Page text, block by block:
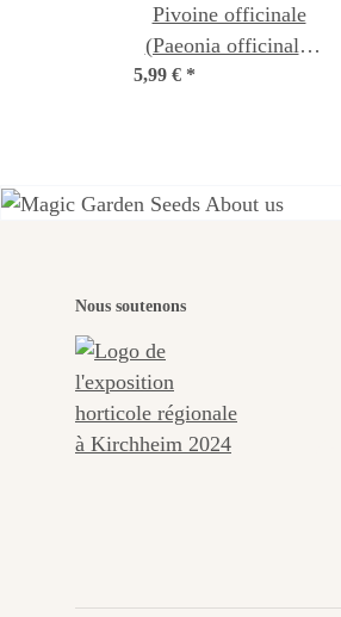
Pivoine officinale
(Paeonia officinalis
ssp. banatica) bio
5,99 € *
Nous soutenons